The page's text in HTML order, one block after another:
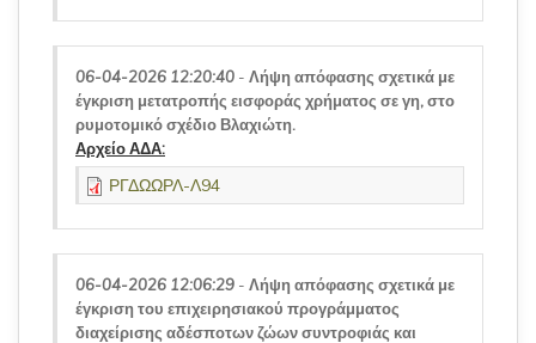
06-04-2026 12:20:40 - Λήψη απόφασης σχετικά με
έγκριση μετατροπής εισφοράς χρήματος σε γη, στο
ρυμοτομικό σχέδιο Βλαχιώτη.
Αρχείο ΑΔΑ:
ΡΓΔΩΩΡΛ-Λ94
06-04-2026 12:06:29 - Λήψη απόφασης σχετικά με
έγκριση του επιχειρησιακού προγράμματος
διαχείρισης αδέσποτων ζώων συντροφιάς και